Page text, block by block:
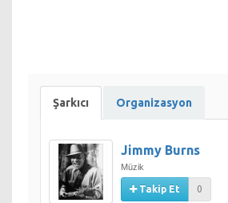
Şarkıcı Organizasyon
Jimmy Burns
Müzik
Takip Et 0